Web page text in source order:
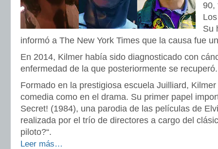
90,
Su
informó a The New York Times que la causa fue
En 2014, Kilmer había sido diagnosticado con
enfermedad de la que posteriormente se recuperó.
Formado en la prestigiosa escuela Juilliard,
comedia como en el drama. Su primer papel
Secret! (1984), una parodia de las películas de
realizada por el trío de directores a cargo del
piloto?“.
Leer más…